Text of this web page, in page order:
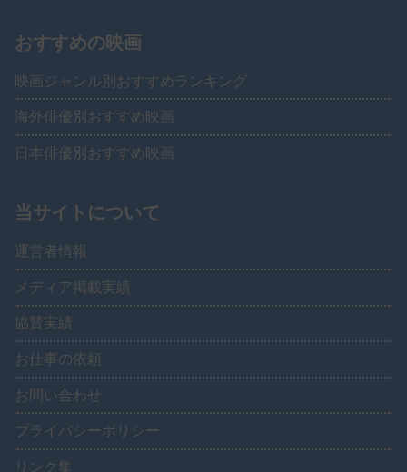
おすすめの映画
映画ジャンル別おすすめランキング
海外俳優別おすすめ映画
日本俳優別おすすめ映画
当サイトについて
運営者情報
メディア掲載実績
協賛実績
お仕事の依頼
お問い合わせ
プライバシーポリシー
リンク集